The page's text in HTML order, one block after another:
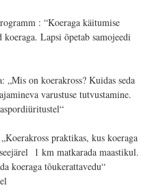
: “Koeraga käitumise
Lapsi õpetab samojeedi
„Mis on koerakross? Kuidas seda
varustuse tutvustamine.
praktikas, kus koeraga
1 km matkarada maastikul.
koeraga tõukerattavedu“